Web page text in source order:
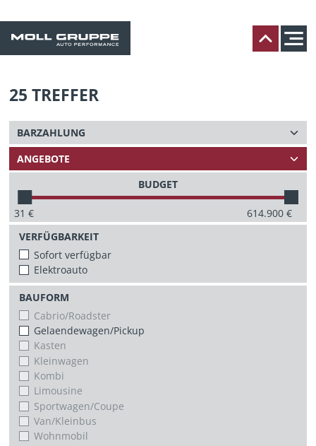
25TREFFER
BUDGET
31 € 614.900€
VERFÜGBARKEIT
Sofort verfügbar
Elektroauto
BAUFORM
Cabrio/Roadster
Gelaendewagen/Pickup
Kasten
Kleinwagen
Kombi
Limousine
Sportwagen/Coupe
Van/Kleinbus
Wohnmobil